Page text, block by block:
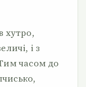
хутро,
і з
часом до